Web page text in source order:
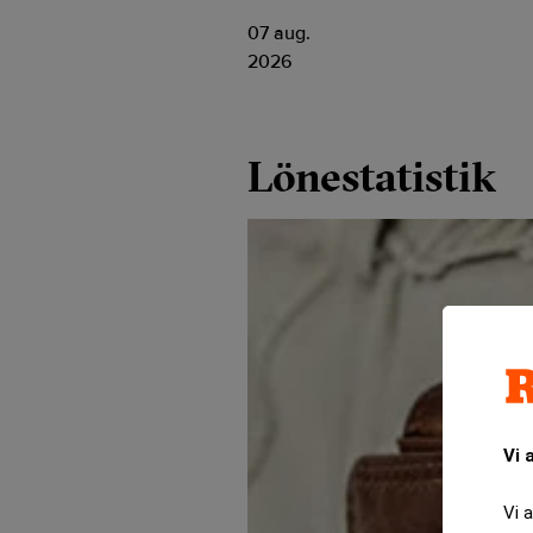
Vi
Vi
07 aug.
2026
Lönestatistik